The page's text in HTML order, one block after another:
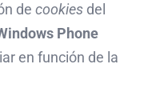
de cookies del
Phone
en función de la